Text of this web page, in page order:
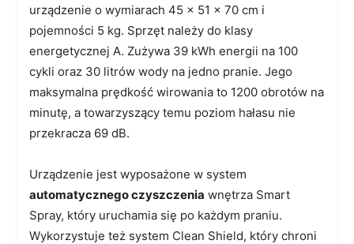
urządzenie o wymiarach 45 x 51 x 70 cm i
pojemności 5 kg. Sprzęt należy do klasy
energetycznej A. Zużywa 39 kWh energii na 100
cykli oraz 30 litrów wody na jedno pranie. Jego
maksymalna prędkość wirowania to 1200 obrotów na
minutę, a towarzyszący temu poziom hałasu nie
przekracza 69 dB.
Urządzenie jest wyposażone w system
automatycznego czyszczenia wnętrza Smart
Spray, który uruchamia się po każdym praniu.
Wykorzystuje też system Clean Shield, który chroni